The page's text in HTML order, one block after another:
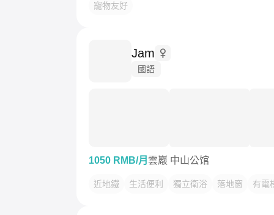
寵物友好
Jam
國語
1050 RMB/月 雲巖 中山公馆
近地鐵 生活便利 獨立衛浴 落地窗 有電